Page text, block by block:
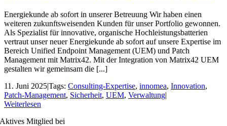
Energiekunde ab sofort in unserer Betreuung Wir haben einen
weiteren zukunftsweisenden Kunden für unser Portfolio gewonnen.
Als Spezialist für innovative, organische Hochleistungsbatterien
vertraut unser neuer Energiekunde ab sofort auf unsere Expertise im
Bereich Unified Endpoint Management (UEM) und Patch
Management mit Matrix42. Mit der Integration von Matrix42 UEM
gestalten wir gemeinsam die [...]
11. Juni 2025|Tags: Consulting-Expertise, innomea, Innovation,
Patch-Management, Sicherheit, UEM, Verwaltung|
Weiterlesen
Aktives Mitglied bei